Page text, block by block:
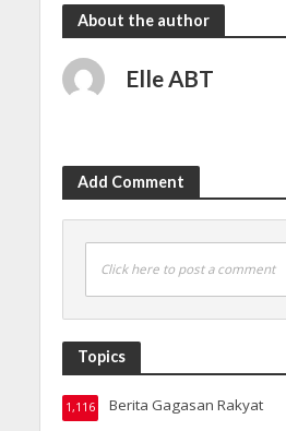
About the author
Elle ABT
Add Comment
Click here to post a comment
Topics
Berita Gagasan Rakyat
1,116